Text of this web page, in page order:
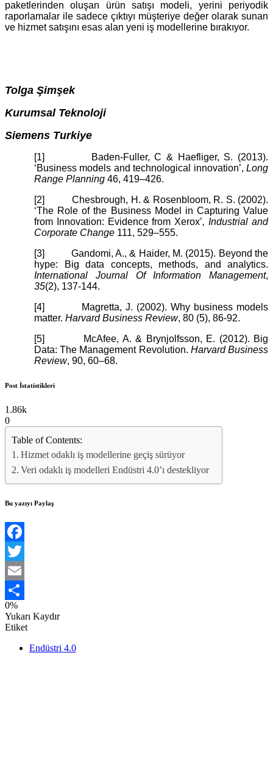
paketlerinden oluşan ürün satışı modeli, yerini periyodik
raporlamalar ile sadece çıktıyı müşteriye değer olarak sunan
ve hizmet satışını esas alan yeni iş modellerine bırakıyor.
Tolga Şimşek
Kurumsal Teknoloji
Siemens Turkiye
[1] Baden-Fuller, C & Haefliger, S. (2013).
‘Business models and technological innovation’, Long
Range Planning 46, 419–426.
[2] Chesbrough, H. & Rosenbloom, R. S. (2002).
‘The Role of the Business Model in Capturing Value
from Innovation: Evidence from Xerox’, Industrial and
Corporate Change 111, 529–555.
[3] Gandomi, A., & Haider, M. (2015). Beyond the
hype: Big data concepts, methods, and analytics.
International Journal Of Information Management,
35(2), 137-144.
[4] Magretta, J. (2002). Why business models
matter. Harvard Business Review, 80 (5), 86-92.
[5] McAfee, A. & Brynjolfsson, E. (2012). Big
Data: The Management Revolution. Harvard Business
Review, 90, 60–68.
Post İstatistikleri
1.86k
0
Table of Contents:
Hizmet odaklı iş modellerine geçiş sürüyor
Veri odaklı iş modelleri Endüstri 4.0’ı destekliyor
Bu yazıyı Paylaş
Facebook
Twitter
Email
Share
0%
Yukarı Kaydır
Etiket
Endüstri 4.0